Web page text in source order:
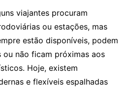
viajantes procuram
ou estações, mas
estão disponíveis, podem
não ficam próximas aos
Hoje, existem
e flexíveis espalhadas